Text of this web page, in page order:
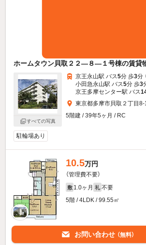
ホームタウン貝取２２—８—１号棟の賃貸
すべての写真
京王永山駅 バス5分 歩3分
小田急永山駅 バス5分 歩3
京王多摩センター駅 バス
東京都多摩市貝取２丁目8-
5階建 / 39年5ヶ月 / RC
駐輪場あり
10.5万円
（管理費不要）
敷 1.0ヶ月 礼 不要
5階 / 4LDK / 99.55㎡
お問い合わせ （無料）